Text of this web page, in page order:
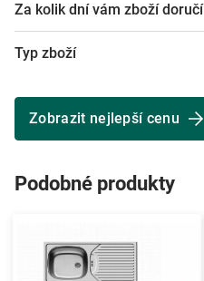
Za kolik dní vám zboží doručí
Typ zboží
Zobrazit nejlepší cenu
Podobné produkty